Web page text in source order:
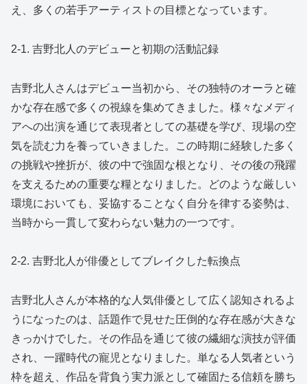
え、多くの若手アーティストの目標となっています。
2-1. 吉野北人のデビューと初期の活動記録
吉野北人さんはデビュー当初から、その独特のオーラと確
かな存在感で多くの視線を集めてきました。様々なメディ
アへの出演を通じて表現者としての基礎を学び、現場の空
気を読む力を養っていきました。この時期に経験した多く
の挑戦や挫折が、彼の中で強固な根となり、その後の飛躍
を支えるための重要な糧となりました。どのような厳しい
環境においても、妥協することなく自分を律する姿勢は、
当時から一貫して変わらない魅力の一つです。
2-2. 吉野北人が俳優としてブレイクした転換点
吉野北人さんが本格的な人気俳優として広く認知されるよ
うになったのは、話題作で見せた圧倒的な存在感が大きな
きっかけでした。その作品を通じて彼の繊細な演技が評価
され、一躍時代の寵児となりました。単なる人気者という
枠を超え、作品を背負う実力派として確固たる信頼を勝ち